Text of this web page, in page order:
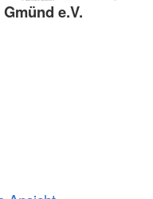
e.V.